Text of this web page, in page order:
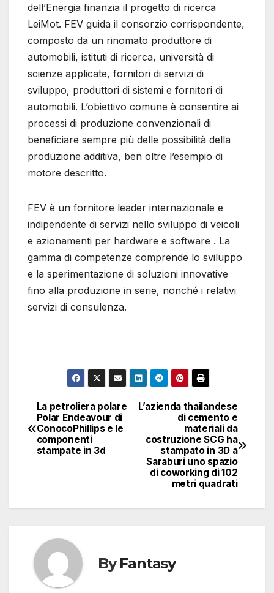
dell’Energia finanzia il progetto di ricerca
LeiMot. FEV guida il consorzio corrispondente,
composto da un rinomato produttore di
automobili, istituti di ricerca, università di
scienze applicate, fornitori di servizi di
sviluppo, produttori di sistemi e fornitori di
automobili. L’obiettivo comune è consentire ai
processi di produzione convenzionali di
beneficiare sempre più delle possibilità della
produzione additiva, ben oltre l’esempio di
motore descritto.
FEV è un fornitore leader internazionale e
indipendente di servizi nello sviluppo di veicoli
e azionamenti per hardware e software . La
gamma di competenze comprende lo sviluppo
e la sperimentazione di soluzioni innovative
fino alla produzione in serie, nonché i relativi
servizi di consulenza.
Navigazione
articoli
L’azienda thailandese
di cemento e
materiali da
costruzione SCG ha
stampato in 3D a
Saraburi uno spazio
di coworking di 102
metri quadrati
La petroliera polare
Polar Endeavour di
ConocoPhillips e le
componenti
stampate in 3d
ByFantasy